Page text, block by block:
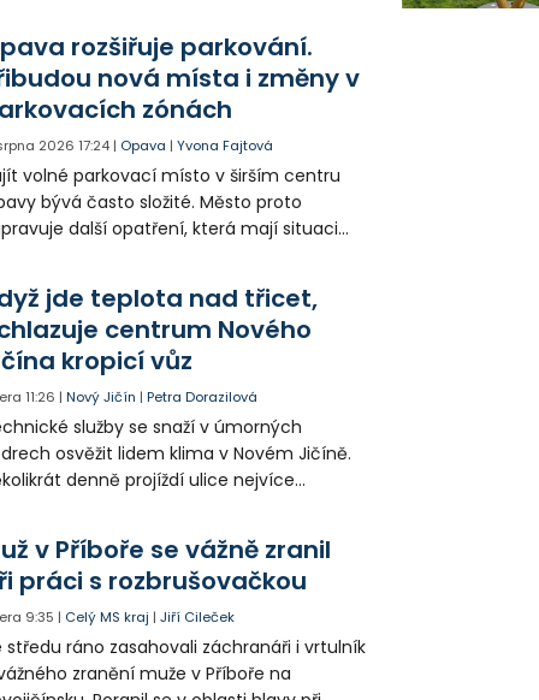
rozšiřuje parkování.
nová místa i změny v
zónách
2026 17:24 | Opava |Yvona Fajtová
volné parkovací místo v širším centru
bývá často složité. Město proto
další opatření, která mají situaci
řidiče v parkovacích zónách.
jde teplota nad třicet,
centrum Nového
kropicí vůz
11:26 |Nový Jičín |Petra Dorazilová
služby se snaží v úmorných
osvěžit lidem klima v Novém Jičíně.
denně projíždí ulice nejvíce
v Příboře se vážně zranil
práci s rozbrušovačkou
9:35 | Celý MS kraj |Jiří Cileček
středu ráno zasahovali záchranáři i vrtulník
zranění muže v Příboře na